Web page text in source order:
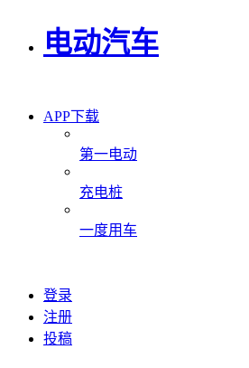
电动汽车
APP下载
第一电动
充电桩
一度用车
登录
注册
投稿